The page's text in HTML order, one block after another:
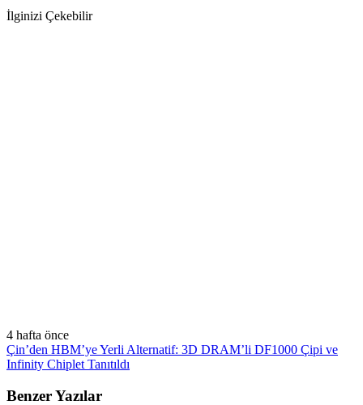
İlginizi Çekebilir
4 hafta önce
Çin’den HBM’ye Yerli Alternatif: 3D DRAM’li DF1000 Çipi ve
Infinity Chiplet Tanıtıldı
Benzer Yazılar